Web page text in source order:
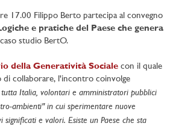
17.00 Filippo Berto partecipa al convegno
e pratiche del Paese che genera
studio BertO.
della Generatività Sociale con il quale
di collaborare, l'incontro coinvolge
Italia, volontari e amministratori pubblici
ambienti" in cui sperimentare nuove
e valori. Esiste un Paese che sta